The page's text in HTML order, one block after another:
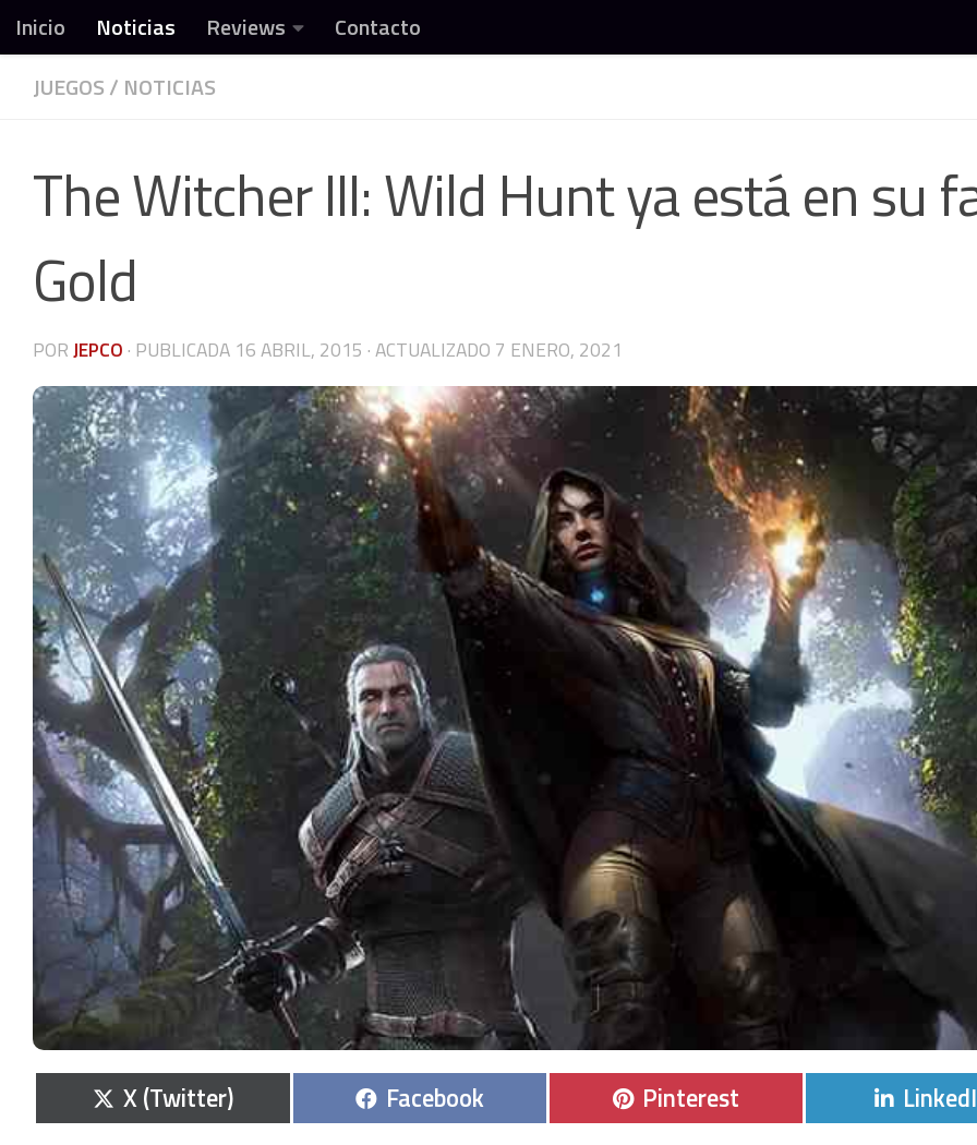
Debajo del contenido
Inicio Noticias Reviews Contacto
JUEGOS/ NOTICIAS
The Witcher III: Wild Hunt ya está en su
Gold
PORJEPCO · PUBLICADA 16 ABRIL, 2015 · ACTUALIZADO 7 ENERO, 2021
Compartir
en
X (Twitter) Compartir
en
Facebook Compartir
en
Pinterest
en